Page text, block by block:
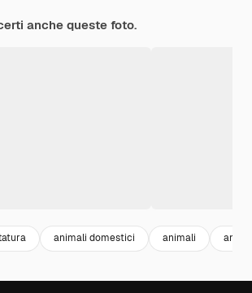
anche queste foto.
animali domestici animali